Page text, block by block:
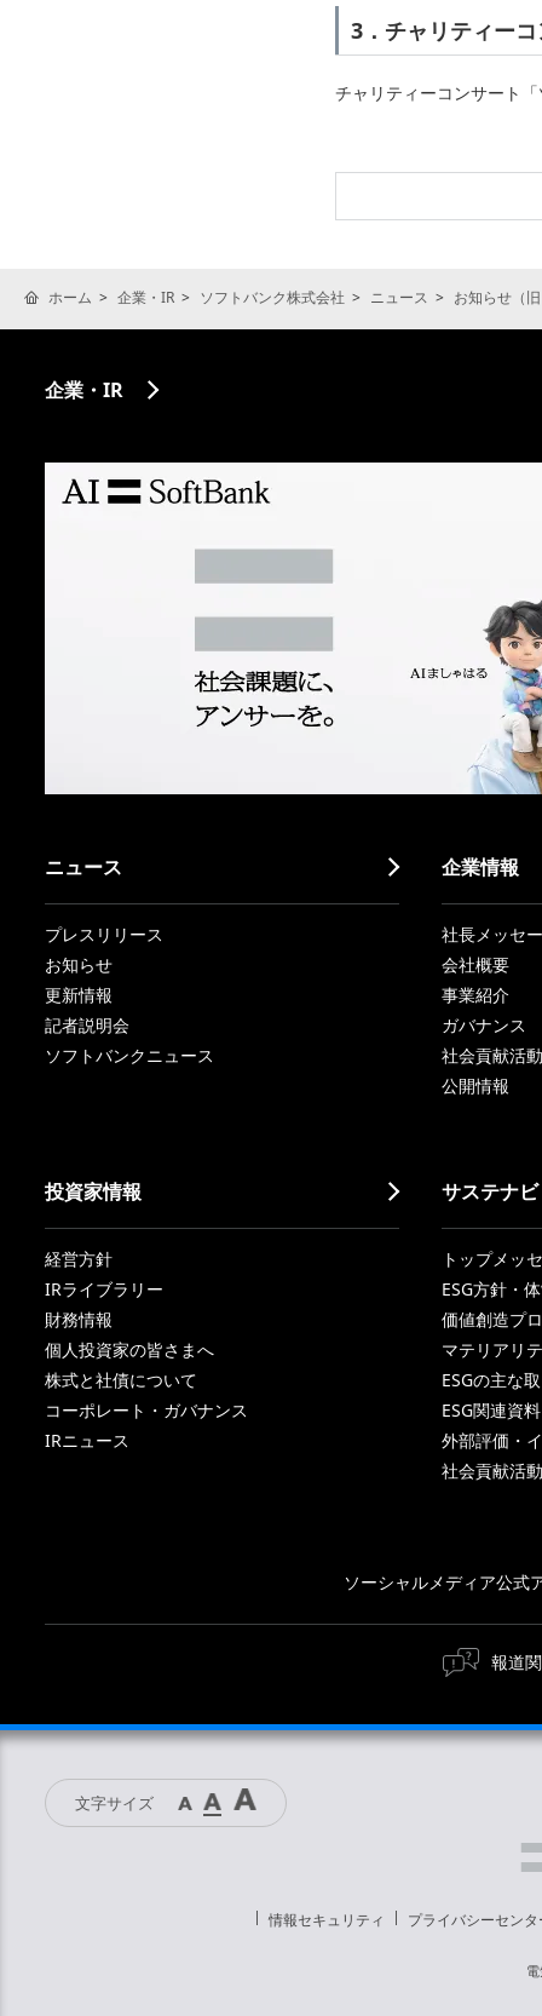
3．チャリティー
チャリティーコンサート
ホーム 企業・IR ソフトバンク株式会社 ニュース お知らせ（
企業・IR
ニュース
プレスリリース
お知らせ
更新情報
記者説明会
ソフトバンクニュース
企業情報
社長メッセ
会社概要
事業紹介
ガバナンス
社会貢献活
公開情報
投資家情報
経営方針
IRライブラリー
財務情報
個人投資家の皆さまへ
株式と社債について
コーポレート・ガバナンス
IRニュース
サステナ
トップメッ
ESG方針・
価値創造プ
マテリアリ
ESGの主な
ESG関連資料
外部評価・
社会貢献活
ソーシャルメディア公式
報道
文字サイズ
情報セキュリティ プライバシーセンタ